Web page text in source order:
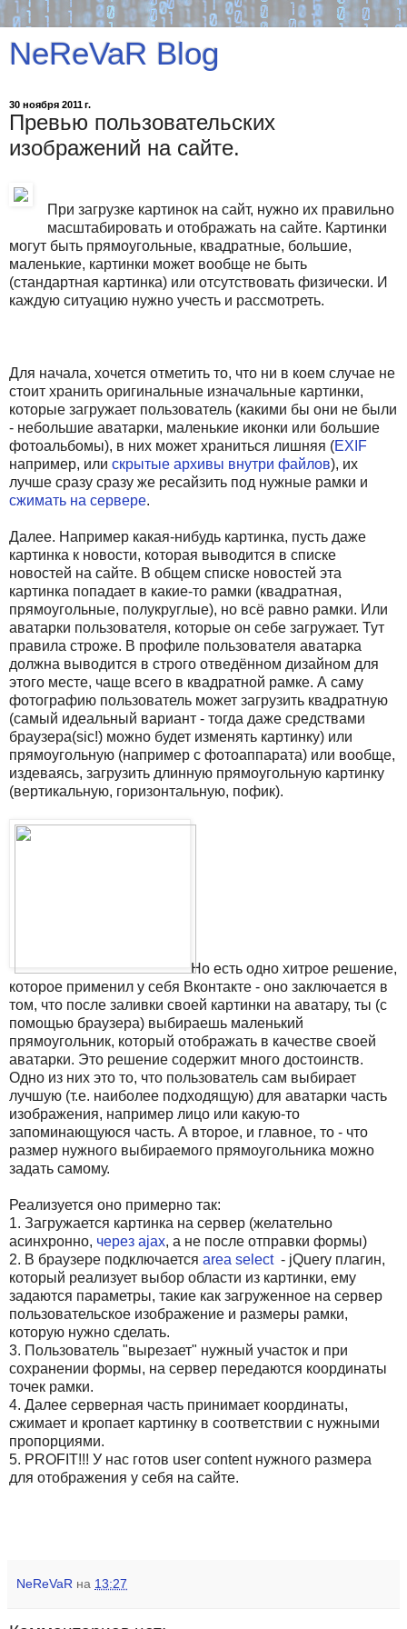
NeReVaR Blog
30 ноября 2011 г.
Превью пользовательских
изображений на сайте.
При загрузке картинок на сайт, нужно их правильно
масштабировать и отображать на сайте. Картинки
могут быть прямоугольные, квадратные, большие,
маленькие, картинки может вообще не быть
(стандартная картинка) или отсутствовать физически. И
каждую ситуацию нужно учесть и рассмотреть.
Для начала, хочется отметить то, что ни в коем случае не
стоит хранить оригинальные изначальные картинки,
которые загружает пользователь (какими бы они не были
- небольшие аватарки, маленькие иконки или большие
фотоальбомы), в них может храниться лишняя (EXIF
например, или скрытые архивы внутри файлов), их
лучше сразу сразу же ресайзить под нужные рамки и
сжимать на сервере.
Далее. Например какая-нибудь картинка, пусть даже
картинка к новости, которая выводится в списке
новостей на сайте. В общем списке новостей эта
картинка попадает в какие-то рамки (квадратная,
прямоугольные, полукруглые), но всё равно рамки. Или
аватарки пользователя, которые он себе загружает. Тут
правила строже. В профиле пользователя аватарка
должна выводится в строго отведённом дизайном для
этого месте, чаще всего в квадратной рамке. А саму
фотографию пользователь может загрузить квадратную
(самый идеальный вариант - тогда даже средствами
браузера(sic!) можно будет изменять картинку) или
прямоугольную (например с фотоаппарата) или вообще,
издеваясь, загрузить длинную прямоугольную картинку
(вертикальную, горизонтальную, пофик).
Но есть одно хитрое решение,
которое применил у себя Вконтакте - оно заключается в
том, что после заливки своей картинки на аватару, ты (с
помощью браузера) выбираешь маленький
прямоугольник, который отображать в качестве своей
аватарки. Это решение содержит много достоинств.
Одно из них это то, что пользователь сам выбирает
лучшую (т.е. наиболее подходящую) для аватарки часть
изображения, например лицо или какую-то
запоминающуюся часть. А второе, и главное, то - что
размер нужного выбираемого прямоугольника можно
задать самому.
Реализуется оно примерно так:
1. Загружается картинка на сервер (желательно
асинхронно, через ajax, а не после отправки формы)
2. В браузере подключается area select - jQuery плагин,
который реализует выбор области из картинки, ему
задаются параметры, такие как загруженное на сервер
пользовательское изображение и размеры рамки,
которую нужно сделать.
3. Пользователь "вырезает" нужный участок и при
сохранении формы, на сервер передаются координаты
точек рамки.
4. Далее серверная часть принимает координаты,
сжимает и кропает картинку в соответствии с нужными
пропорциями.
5. PROFIT!!! У нас готов user content нужного размера
для отображения у себя на сайте.
NeReVaR на 13:27